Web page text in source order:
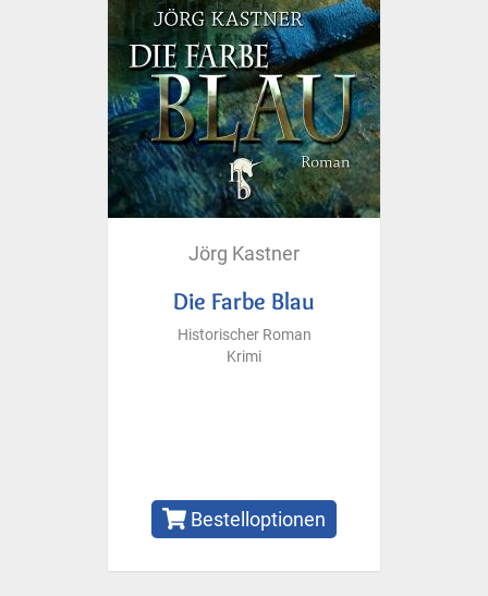
Jörg Kastner
Die Farbe Blau
Historischer Roman
Krimi
Bestelloptionen